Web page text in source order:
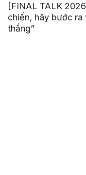
[FINAL TALK
chiến, hãy bước
thắng”